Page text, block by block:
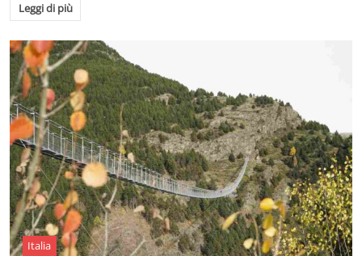
Leggi di più
Italia